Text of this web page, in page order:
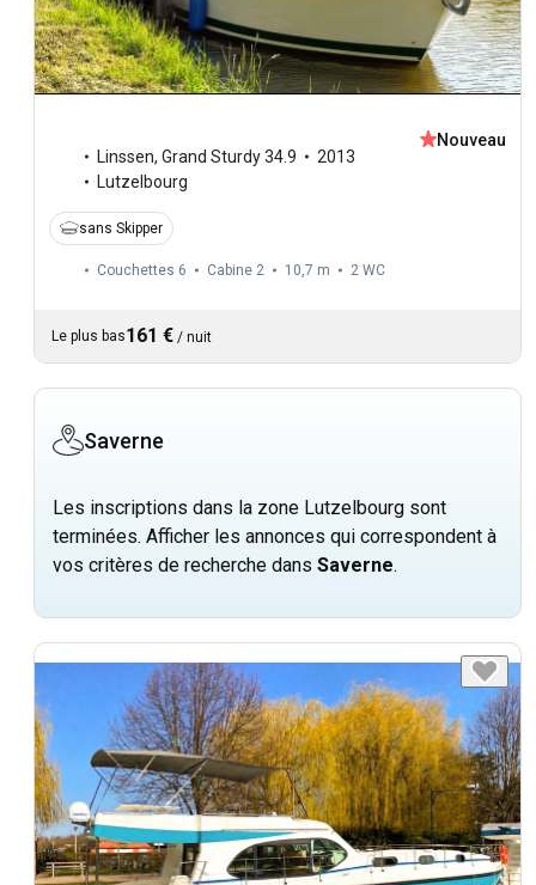
Linssen, Grand Sturdy 34.9
2013
Lutzelbourg
Nouveau
sans Skipper
Couchettes 6 Cabine 2 10,7 m 2 WC
Le plus bas161 € / nuit
Saverne
Les inscriptions dans la zone Lutzelbourg sont
terminées. Afficher les annonces qui correspondent à
vos critères de recherche dans Saverne.